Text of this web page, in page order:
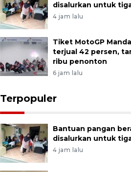
disalurkan untuk
4 jam lalu
Tiket MotoGP
terjual 42 persen,
ribu penonton
6 jam lalu
Terpopuler
Bantuan pangan
disalurkan untuk
4 jam lalu